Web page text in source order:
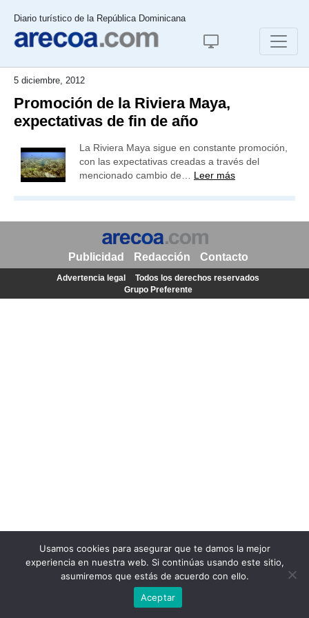
Diario turístico de la República Dominicana
5 diciembre, 2012
Promoción de la Riviera Maya,
expectativas de fin de año
La Riviera Maya sigue en constante promoción,
con las expectativas creadas a través del
mencionado cambio de… Leer más
Usamos cookies para asegurar que te damos la mejor
experiencia en nuestra web. Si continúas usando este sitio,
asumiremos que estás de acuerdo con ello.
Aceptar
Publicidad Redacción Contacto
Advertencia legal
Todos los derechos reservados
Grupo Preferente